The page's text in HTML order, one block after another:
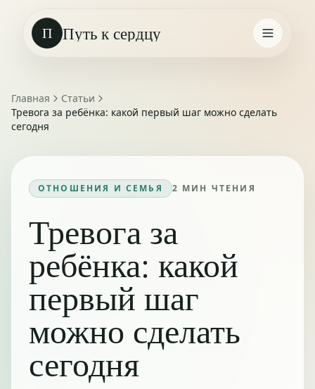
П Путь к сердцу
Главная
Статьи
Тревога за ребёнка: какой первый шаг можно сделать
сегодня
ОТНОШЕНИЯ И СЕМЬЯ 2 МИН ЧТЕНИЯ
Тревога за
ребёнка: какой
первый шаг
можно сделать
сегодня